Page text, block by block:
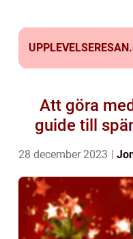
UPPLEVELSERESAN.
Att göra
guide till
28 december 2023